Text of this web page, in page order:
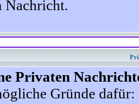
Nachricht.
Privaten
Gründe